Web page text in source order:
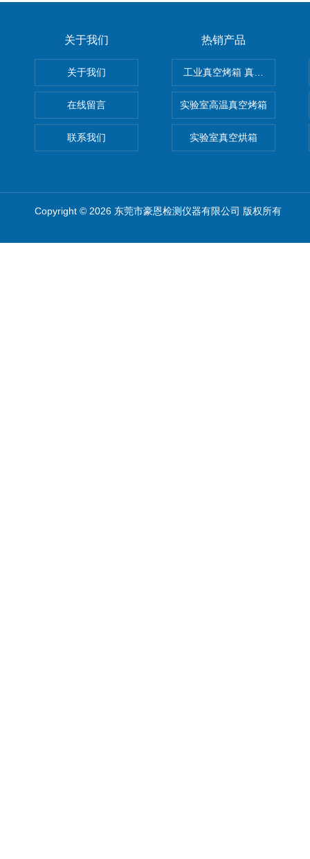
关于我们
关于我们
在线留言
联系我们
热销产品
工业真空烤箱 真空烘箱
实验室高温真空烤箱
实验室真空烘箱
Copyright © 2026 东莞市豪恩检测仪器有限公司 版权所有